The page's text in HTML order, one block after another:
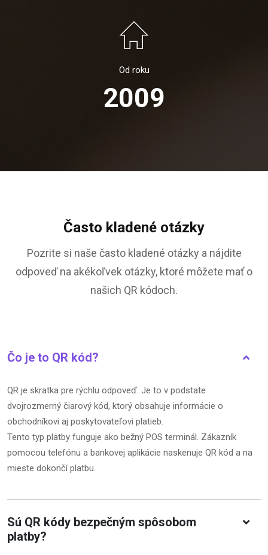
Od roku
2009
Často kladené otázky
Pozrite si naše často kladené otázky a nájdite
odpoveď na akékoľvek otázky, ktoré môžete mať o
našich QR kódoch.
Čo je to QR kód?
QR je skratka pre rýchlu odpoveď. Je to v podstate
dvojrozmerný čiarový kód, ktorý obsahuje informácie o
obchodníkovi aj poskytovateľovi platieb.
Tento typ platby funguje ako bežný POS terminál. Zákazník
pomocou telefónu a bankovej aplikácie naskenuje QR kód a na
mieste dokončí platbu.
Sú QR kódy bezpečným spôsobom
platby?